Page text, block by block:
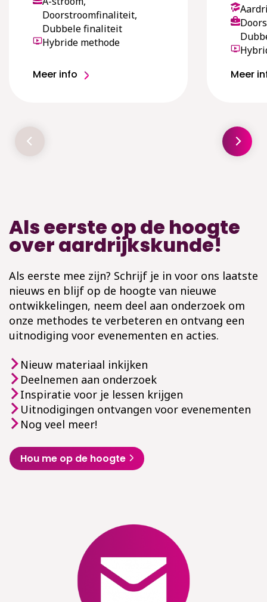
Doorstroomfinaliteit,
Dubbele finaliteit
Hybride methode
Meer info Meer
Als eerste op de hoogte
over aardrijkskunde!
Als eerste mee zijn? Schrijf je in voor ons laatste
nieuws en blijf op de hoogte van nieuwe
ontwikkelingen, neem deel aan onderzoek om
onze methodes te verbeteren en ontvang een
uitnodiging voor evenementen en acties.
Nieuw materiaal inkijken
Deelnemen aan onderzoek
Inspiratie voor je lessen krijgen
Uitnodigingen ontvangen voor evenementen
Nog veel meer!
Hou me op de hoogte